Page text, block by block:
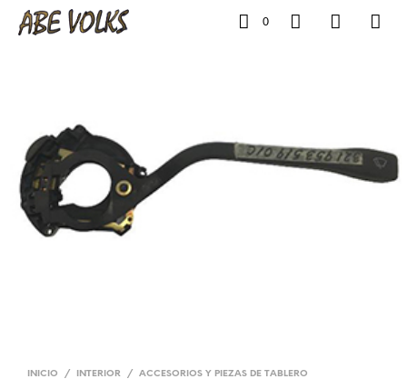
0
INICIO / INTERIOR / ACCESORIOS Y PIEZAS DE TABLERO